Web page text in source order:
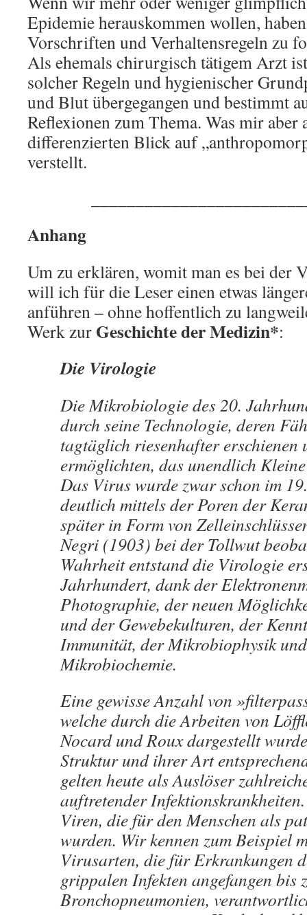
Epidemie herauskommen wollen,
Vorschriften und Verhaltensregeln zu
Als ehemals chirurgisch tätigem Arzt
solcher Regeln und hygienischer
und Blut übergegangen und bestimmt
Reflexionen zum Thema. Was mir aber
differenzierten Blick auf
verstellt.
Anhang
Um zu erklären, womit man es bei der
will ich für die Leser einen etwas
anführen – ohne hoffentlich zu
Werk zur Geschichte der Medizin*:
Die Virologie
Die Mikrobiologie des 20.
durch seine Technologie, deren
tagtäglich riesenhafter erschienen
ermöglichten, das unendlich
Das Virus wurde zwar schon im
deutlich mittels der Poren der
später in Form von
Negri (1903) bei der Tollwut
Wahrheit entstand die Virologie
Jahrhundert, dank der
Photographie, der neuen
und der Gewebekulturen, der
Immunität, der Mikrobiophysik
Mikrobiochemie.
Eine gewisse Anzahl von
welche durch die Arbeiten von
Nocard und Roux dargestellt
Struktur und ihrer Art
gelten heute als Auslöser
auftretender
Viren, die für den Menschen als
wurden. Wir kennen zum Beispiel
Virusarten, die für Erkrankungen
grippalen Infekten angefangen bis
Bronchopneumonien,